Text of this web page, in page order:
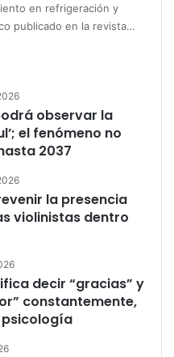
en refrigeración y
publicado en la revista…
observar la
el fenómeno no
2037
la presencia
violinistas dentro
decir “gracias” y
constantemente,
psicología